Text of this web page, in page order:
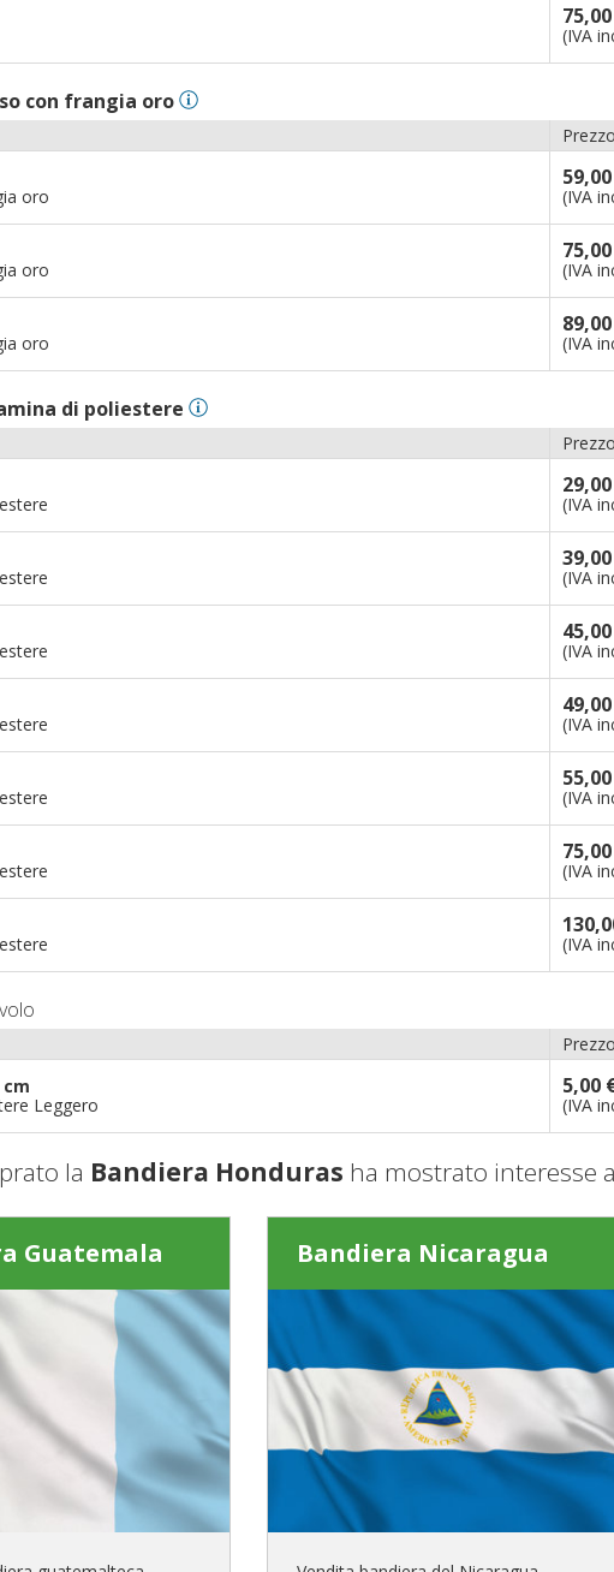
(IVA
con frangia oro
oro
(IVA
oro
(IVA
oro
(IVA
di poliestere
(IVA
(IVA
(IVA
(IVA
(IVA
(IVA
(IVA
cm
Leggero
5,00
(IVA
la Bandiera Honduras ha mostrato interesse
Guatemala Bandiera Nicaragua